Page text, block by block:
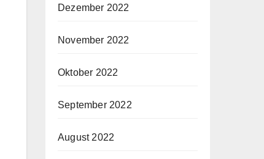
Dezember 2022
November 2022
Oktober 2022
September 2022
August 2022